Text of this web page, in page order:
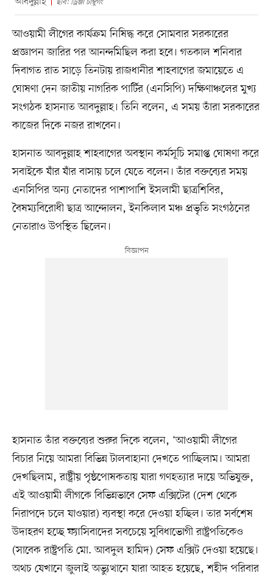
আওয়ামী লীগের কার্যক্রম নিষিদ্ধ করে সোমবার সরকারের
প্রজ্ঞাপন জারির পর আনন্দমিছিল করা হবে। গতকাল শনিবার
দিবাগত রাত সাড়ে তিনটায় রাজধানীর শাহবাগের জমায়েতে এ
ঘোষণা দেন জাতীয় নাগরিক পার্টির (এনসিপি) দক্ষিণাঞ্চলের মুখ্য
সংগঠক হাসনাত আবদুল্লাহ। তিনি বলেন, এ সময় তাঁরা সরকারের
কাজের দিকে নজর রাখবেন।
হাসনাত আবদুল্লাহ শাহবাগের অবস্থান কর্মসূচি সমাপ্ত ঘোষণা করে
সবাইকে যাঁর যাঁর বাসায় চলে যেতে বলেন। তাঁর বক্তব্যের সময়
এনসিপির অন্য নেতাদের পাশাপাশি ইসলামী ছাত্রশিবির,
বৈষম্যবিরোধী ছাত্র আন্দোলন, ইনকিলাব মঞ্চ প্রভৃতি সংগঠনের
নেতারাও উপস্থিত ছিলেন।
হাসনাত তাঁর বক্তব্যের শুরুর দিকে বলেন, ‘আওয়ামী লীগের
বিচার নিয়ে আমরা বিভিন্ন টালবাহানা দেখতে পাচ্ছিলাম। আমরা
দেখছিলাম, রাষ্ট্রীয় পৃষ্ঠপোষকতায় যারা গণহত্যার দায়ে অভিযুক্ত,
এই আওয়ামী লীগকে বিভিন্নভাবে সেফ এক্সিটের (দেশ থেকে
নিরাপদে চলে যাওয়ার) ব্যবস্থা করে দেওয়া হচ্ছিল। তার সর্বশেষ
উদাহরণ হচ্ছে ফ্যাসিবাদের সবচেয়ে সুবিধাভোগী রাষ্ট্রপতিকেও
(সাবেক রাষ্ট্রপতি মো. আবদুল হামিদ) সেফ এক্সিট দেওয়া হয়েছে।
অথচ যেখানে জুলাই অভ্যুত্থানে যারা আহত হয়েছে, শহীদ পরিবার